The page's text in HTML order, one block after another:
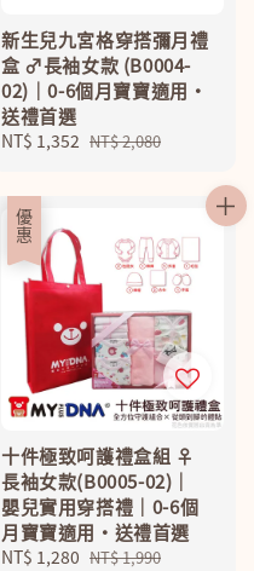
新生兒九宮格穿搭彌月禮
盒 ♂長袖女款 (B0004-
02)｜0-6個月寶寶適用・
送禮首選
Sale
NT$ 1,352 Regular
NT$ 2,080
優惠
十件極致呵護禮盒組 ♀
長袖女款(B0005-02)｜
嬰兒實用穿搭禮｜0-6個
月寶寶適用・送禮首選
Sale
NT$ 1,280 Regular
NT$ 1,990